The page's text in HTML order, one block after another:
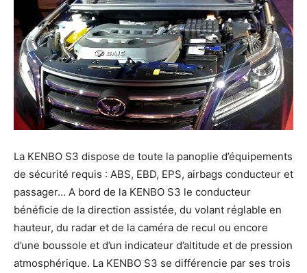
La KENBO S3 dispose de toute la panoplie d’équipements
de sécurité requis : ABS, EBD, EPS, airbags conducteur et
passager… A bord de la KENBO S3 le conducteur
bénéficie de la direction assistée, du volant réglable en
hauteur, du radar et de la caméra de recul ou encore
d’une boussole et d’un indicateur d’altitude et de pression
atmosphérique. La KENBO S3 se différencie par ses trois